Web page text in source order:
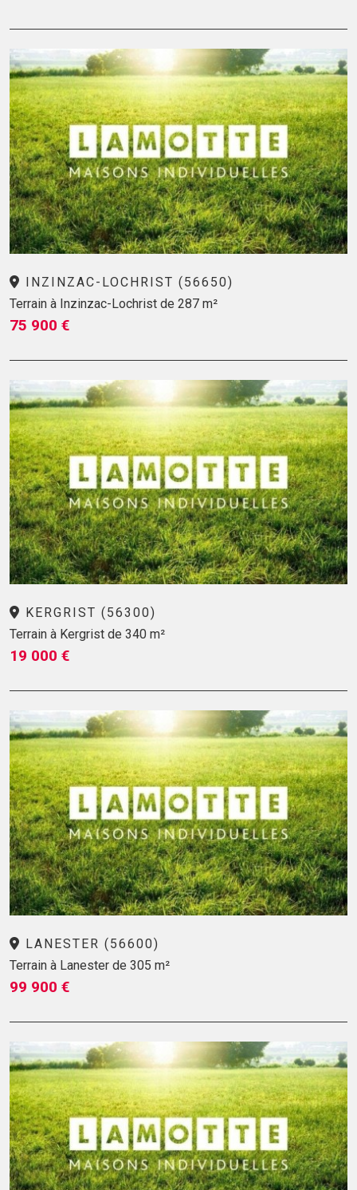
INZINZAC-LOCHRIST (56650)
Terrain à Inzinzac-Lochrist de 287 m²
75 900 €
KERGRIST (56300)
Terrain à Kergrist de 340 m²
19 000 €
LANESTER (56600)
Terrain à Lanester de 305 m²
99 900 €